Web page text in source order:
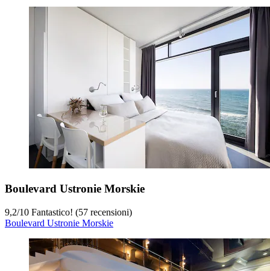
Boulevard Ustronie Morskie
9,2/10 Fantastico! (57 recensioni)
Boulevard Ustronie Morskie